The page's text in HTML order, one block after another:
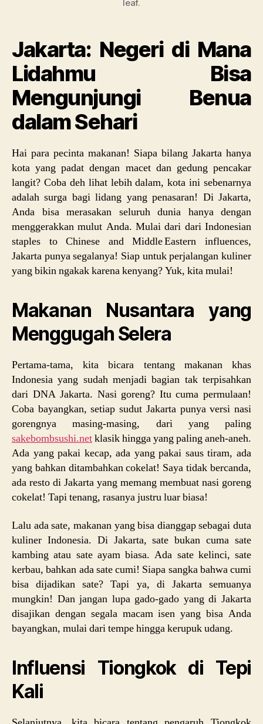
leaf.
Jakarta: Negeri di Mana
Lidahmu Bisa
Mengunjungi Benua
dalam Sehari
Hai para pecinta makanan! Siapa bilang Jakarta hanya
kota yang padat dengan macet dan gedung pencakar
langit? Coba deh lihat lebih dalam, kota ini sebenarnya
adalah surga bagi lidang yang penasaran! Di Jakarta,
Anda bisa merasakan seluruh dunia hanya dengan
menggerakkan mulut Anda. Mulai dari dari Indonesian
staples to Chinese and Middle Eastern influences,
Jakarta punya segalanya! Siap untuk perjalangan kuliner
yang bikin ngakak karena kenyang? Yuk, kita mulai!
Makanan Nusantara yang
Menggugah Selera
Pertama-tama, kita bicara tentang makanan khas
Indonesia yang sudah menjadi bagian tak terpisahkan
dari DNA Jakarta. Nasi goreng? Itu cuma permulaan!
Coba bayangkan, setiap sudut Jakarta punya versi nasi
gorengnya masing-masing, dari yang paling
sakebombsushi.netklasik hingga yang paling aneh-aneh.
Ada yang pakai kecap, ada yang pakai saus tiram, ada
yang bahkan ditambahkan cokelat! Saya tidak bercanda,
ada resto di Jakarta yang memang membuat nasi goreng
cokelat! Tapi tenang, rasanya justru luar biasa!
Lalu ada sate, makanan yang bisa dianggap sebagai duta
kuliner Indonesia. Di Jakarta, sate bukan cuma sate
kambing atau sate ayam biasa. Ada sate kelinci, sate
kerbau, bahkan ada sate cumi! Siapa sangka bahwa cumi
bisa dijadikan sate? Tapi ya, di Jakarta semuanya
mungkin! Dan jangan lupa gado-gado yang di Jakarta
disajikan dengan segala macam isen yang bisa Anda
bayangkan, mulai dari tempe hingga kerupuk udang.
Influensi Tiongkok di Tepi
Kali